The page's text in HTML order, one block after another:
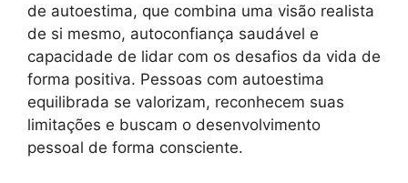
de autoestima, que combina uma visão realista
de si mesmo, autoconfiança saudável e
capacidade de lidar com os desafios da vida de
forma positiva. Pessoas com autoestima
equilibrada se valorizam, reconhecem suas
limitações e buscam o desenvolvimento
pessoal de forma consciente.